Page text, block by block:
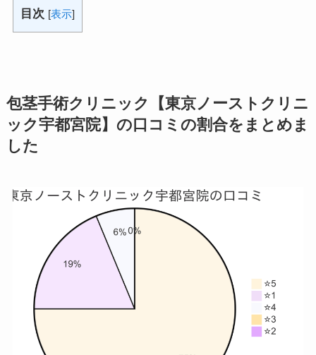
目次 [表示]
包茎手術クリニック【東京ノーストクリニ
ック宇都宮院】の口コミの割合をまとめま
した